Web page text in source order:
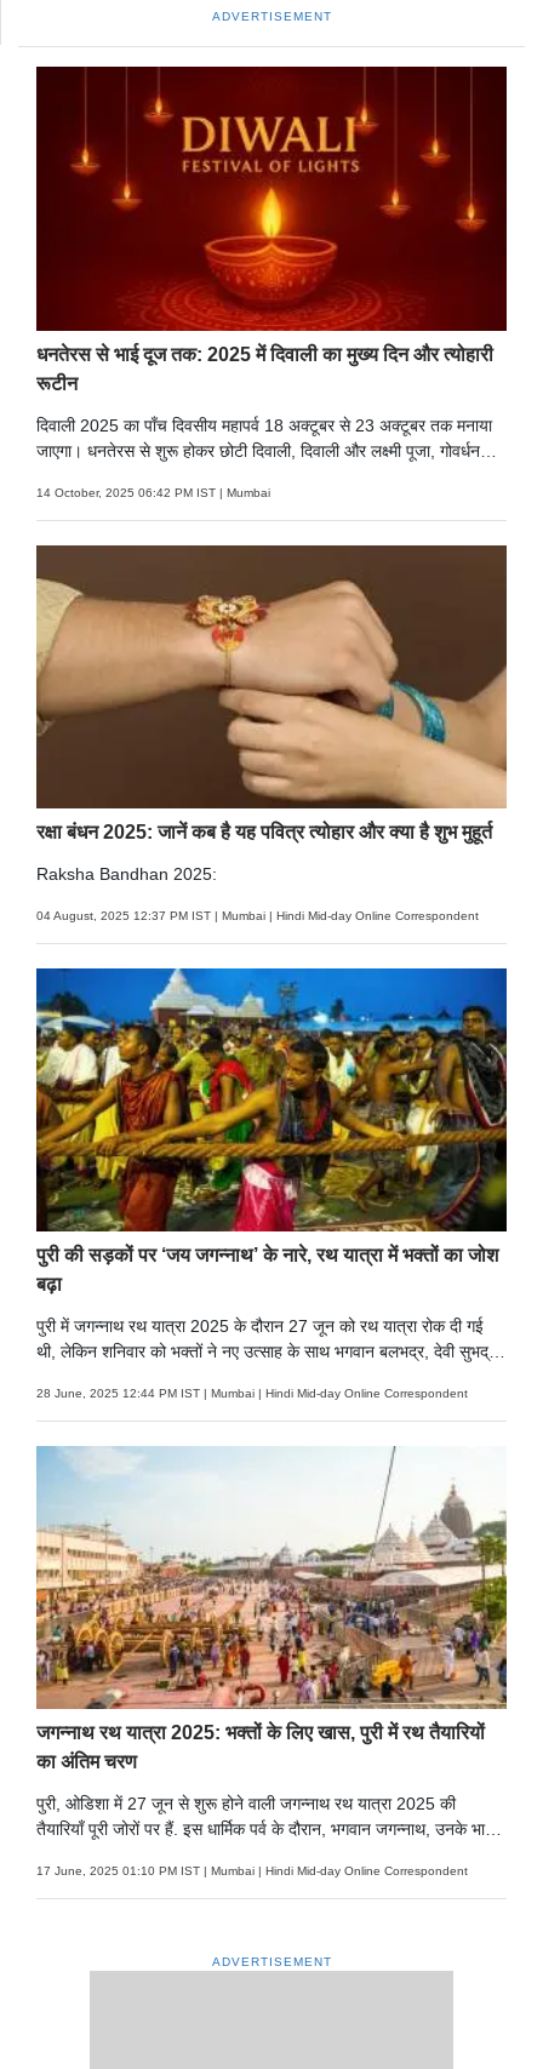
ADVERTISEMENT
धनतेरस से भाई दूज तक: 2025 में दिवाली का मुख्य दिन और त्योहारी
रूटीन
दिवाली 2025 का पाँच दिवसीय महापर्व 18 अक्टूबर से 23 अक्टूबर तक मनाया
जाएगा। धनतेरस से शुरू होकर छोटी दिवाली, दिवाली और लक्ष्मी पूजा, गोवर्धन
दिवाली का मुख्य दिन और पूरी जानकारी.
14 October, 2025 06:42 PM IST | Mumbai
रक्षा बंधन 2025: जानें कब है यह पवित्र त्योहार और क्या है शुभ मुहूर्त
Raksha Bandhan 2025:
04 August, 2025 12:37 PM IST | Mumbai | Hindi Mid-day Online Correspondent
पुरी की सड़कों पर ‘जय जगन्नाथ’ के नारे, रथ यात्रा में भक्तों का जोश
बढ़ा
पुरी में जगन्नाथ रथ यात्रा 2025 के दौरान 27 जून को रथ यात्रा रोक दी गई
थी, लेकिन शनिवार को भक्तों ने नए उत्साह के साथ भगवान बलभद्र, देवी सुभद्रा
28 June, 2025 12:44 PM IST | Mumbai | Hindi Mid-day Online Correspondent
जगन्नाथ रथ यात्रा 2025: भक्तों के लिए खास, पुरी में रथ तैयारियों
का अंतिम चरण
पुरी, ओडिशा में 27 जून से शुरू होने वाली जगन्नाथ रथ यात्रा 2025 की
तैयारियाँ पूरी जोरों पर हैं. इस धार्मिक पर्व के दौरान, भगवान जगन्नाथ, उनके भाई
जाएगा.
17 June, 2025 01:10 PM IST | Mumbai | Hindi Mid-day Online Correspondent
ADVERTISEMENT